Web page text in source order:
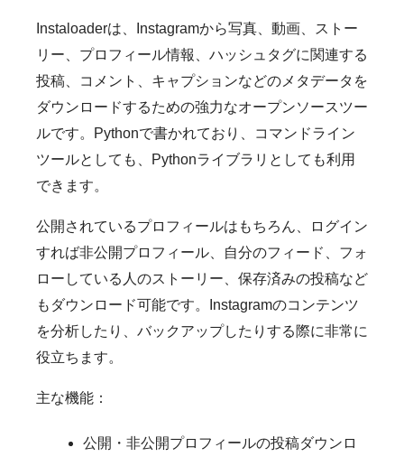
Instaloaderは、Instagramから写真、動画、ストー
リー、プロフィール情報、ハッシュタグに関連する
投稿、コメント、キャプションなどのメタデータを
ダウンロードするための強力なオープンソースツー
ルです。Pythonで書かれており、コマンドライン
ツールとしても、Pythonライブラリとしても利用
できます。
公開されているプロフィールはもちろん、ログイン
すれば非公開プロフィール、自分のフィード、フォ
ローしている人のストーリー、保存済みの投稿など
もダウンロード可能です。Instagramのコンテンツ
を分析したり、バックアップしたりする際に非常に
役立ちます。
主な機能：
公開・非公開プロフィールの投稿ダウンロ